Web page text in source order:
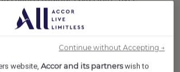
avec passion.
website,Accor and its partnerswish to
Continue without Accepting →